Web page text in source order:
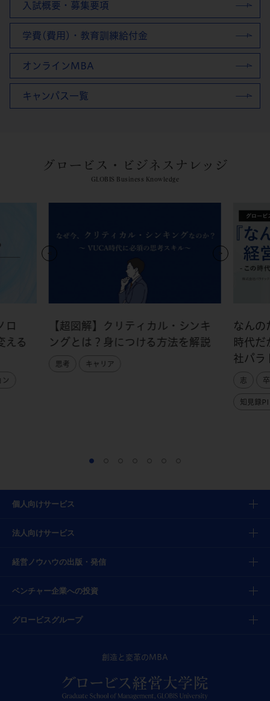
入試概要・募集要項
学費(費用)・教育訓練給付金
オンラインMBA
キャンパス一覧
グロービス・ビジネスナレッジ
GLOBIS Business Knowledge
ロ
える
ン
【超図解】クリティカル・シンキ
ングとは？身につける方法を解説
思考 キャリア
なんの
時代だ
社パラ
志
知見録
個人向けサービス
法人向けサービス
経営ノウハウの出版・発信
ベンチャー企業への投資
グロービスグループ
創造と変革のMBA